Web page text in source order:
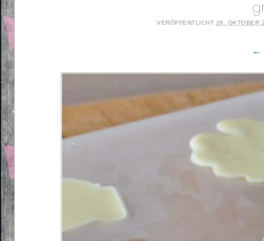
VERÖFFENTLICHT 28. OKTOBER
←